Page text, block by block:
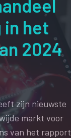
in het
2024
zijn nieuwste
markt voor
van het rapport